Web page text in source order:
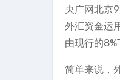
央广网北京
外汇资金运
由现行的
简单来说，